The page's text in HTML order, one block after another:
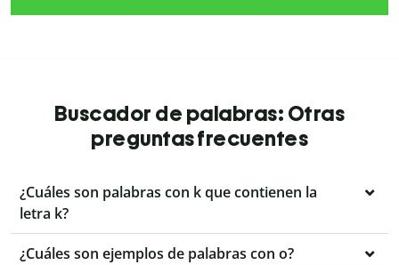
Buscador de palabras: Otras
preguntas frecuentes
¿Cuáles son palabras con k que contienen la
letra k?
¿Cuáles son ejemplos de palabras con o?